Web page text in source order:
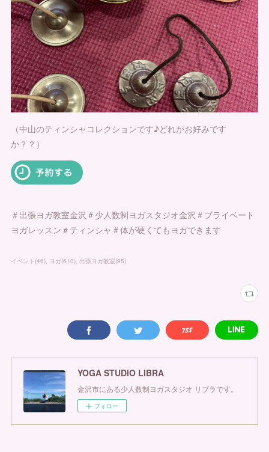
（中山のティンシャコレクションです♪どれがお好みです
か？？）
＃出張ヨガ教室金沢＃少人数制ヨガスタジオ金沢＃プライベート
ヨガレッスン＃ティンシャ＃体が硬くてもヨガできます
イベント (46) ヨガ(610) 出張ヨガ教室(95)
YOGA STUDIO LIBRA
金沢市にある少人数制ヨガスタジオ リブラです。
フォロー